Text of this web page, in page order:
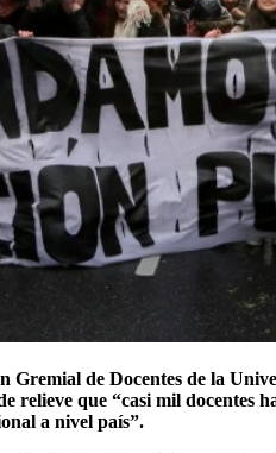
Gremial de Docentes de la
relieve que “casi mil docentes
a nivel país”.